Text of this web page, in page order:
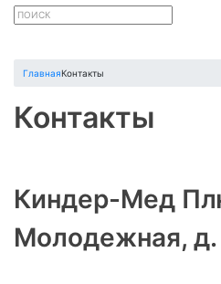
ГлавнаяКонтакты
Контакты
Киндер-Мед
Молодежная,